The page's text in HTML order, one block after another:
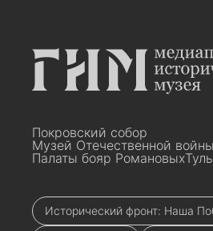
Покровский собор
Музей Отечественной войны
Палаты бояр Романовых
Исторический фронт: Наша